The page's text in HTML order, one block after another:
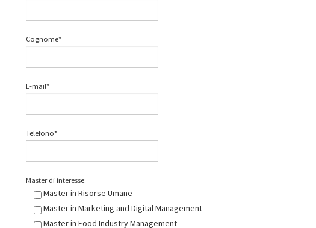
Cognome*
E-mail*
Telefono*
Master di interesse:
Master in Risorse Umane
Master in Marketing and Digital Management
Master in Food Industry Management